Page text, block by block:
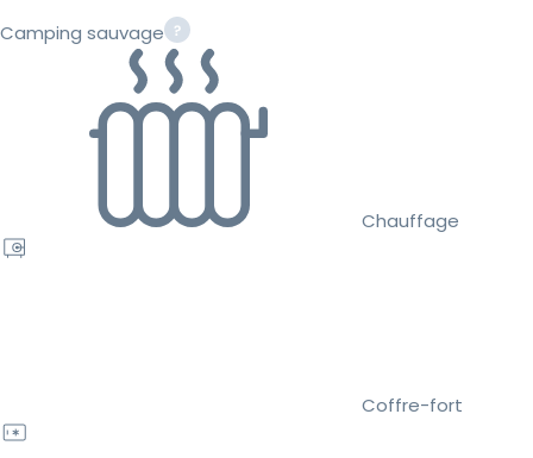
Camping sauvage
Chauffage
Coffre-fort